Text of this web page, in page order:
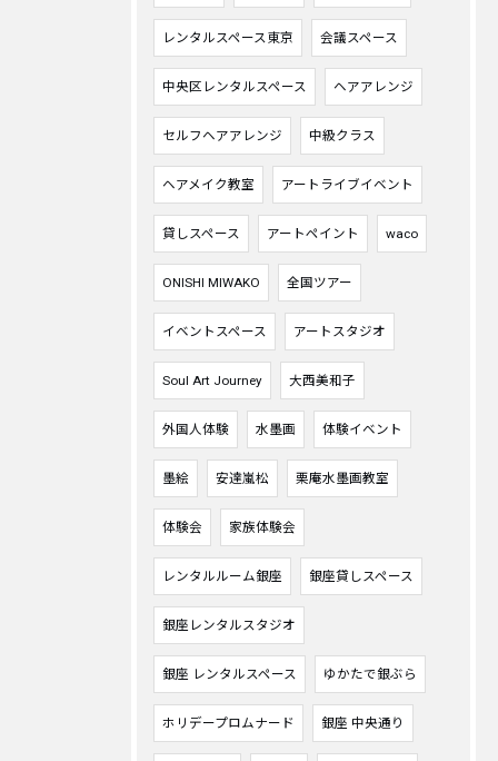
レンタルスペース東京 会議スペース
中央区レンタルスペース ヘアアレンジ
セルフヘアアレンジ 中級クラス
ヘアメイク教室 アートライブイベント
貸しスペース アートペイント waco
ONISHI MIWAKO 全国ツアー
イベントスペース アートスタジオ
Soul Art Journey 大西美和子
外国人体験 水墨画 体験イベント
墨絵 安達嵐松 栗庵水墨画教室
体験会 家族体験会
レンタルルーム銀座 銀座貸しスペース
銀座レンタルスタジオ
銀座 レンタルスペース ゆかたで銀ぶら
ホリデープロムナード 銀座 中央通り